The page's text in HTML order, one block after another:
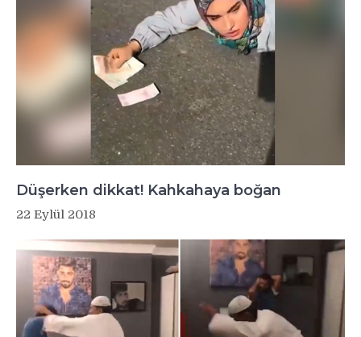
Düşerken dikkat! Kahkahaya boğan
22 Eylül 2018